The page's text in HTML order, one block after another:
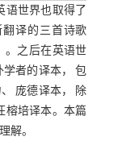
语世界也取得了
翻译的三首诗歌
。之后在英语世
者的译本， 包
庞德译本， 除
榕培译本。本篇
解。